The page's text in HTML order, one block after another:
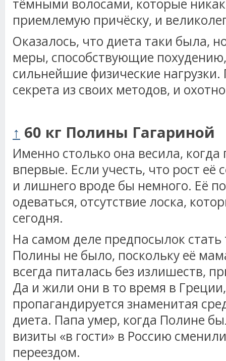
тёмными волосами, которые
приемлемую причёску, и
Оказалось, что диета таки была,
меры, способствующие
сильнейшие физические
секрета из своих методов, и
↑ 60 кг Полины Гагариной
Именно столько она весила, когда
впервые. Если учесть, что рост её
и лишнего вроде бы немного. Её
одеваться, отсутствие лоска,
сегодня.
На самом деле предпосылок стать
Полины не было, поскольку её
всегда питалась без излишеств,
Да и жили они в то время в
пропагандируется знаменитая
диета. Папа умер, когда Полине
визиты «в гости» в Россию
переездом.